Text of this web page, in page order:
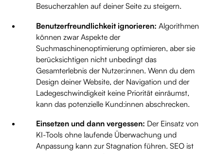
Besucherzahlen auf deiner Seite zu steigern.
Benutzerfreundlichkeit ignorieren: Algorithmen
können zwar Aspekte der
Suchmaschinenoptimierung optimieren, aber sie
berücksichtigen nicht unbedingt das
Gesamterlebnis der Nutzer:innen. Wenn du dem
Design deiner Website, der Navigation und der
Ladegeschwindigkeit keine Priorität einräumst,
kann das potenzielle Kund:innen abschrecken.
Einsetzen und dann vergessen: Der Einsatz von
KI-Tools ohne laufende Überwachung und
Anpassung kann zur Stagnation führen. SEO ist